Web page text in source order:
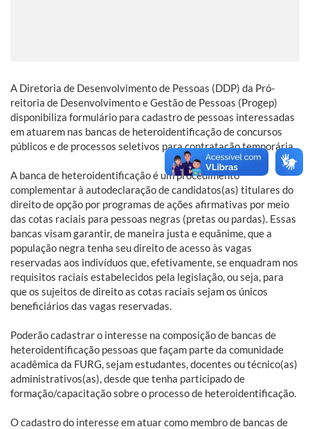
A Diretoria de Desenvolvimento de Pessoas (DDP) da Pró-
reitoria de Desenvolvimento e Gestão de Pessoas (Progep)
disponibiliza formulário para cadastro de pessoas interessadas
em atuarem nas bancas de heteroidentificação de concursos
públicos e de processos seletivos para contratação temporária.
A banca de heteroidentificação é um procedimento
complementar à autodeclaração de candidatos(as) titulares do
direito de opção por programas de ações afirmativas por meio
das cotas raciais para pessoas negras (pretas ou pardas). Essas
bancas visam garantir, de maneira justa e equânime, que a
população negra tenha seu direito de acesso às vagas
reservadas aos indivíduos que, efetivamente, se enquadram nos
requisitos raciais estabelecidos pela legislação, ou seja, para
que os sujeitos de direito as cotas raciais sejam os únicos
beneficiários das vagas reservadas.
Poderão cadastrar o interesse na composição de bancas de
heteroidentificação pessoas que façam parte da comunidade
acadêmica da FURG, sejam estudantes, docentes ou técnico(as)
administrativos(as), desde que tenha participado de
formação/capacitação sobre o processo de heteroidentificação.
O cadastro do interesse em atuar como membro de bancas de